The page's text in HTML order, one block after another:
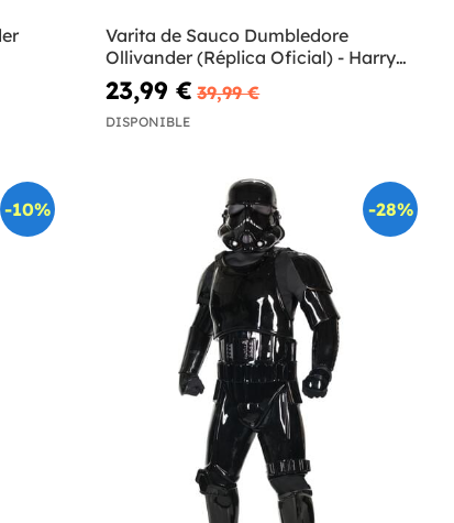
Varita de Sauco Dumbledore
Ollivander (Réplica Oficial) - Harry
Potter
23,99 € 39,99 €
DISPONIBLE
-10% -28%